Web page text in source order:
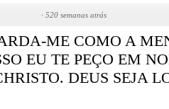
· 520 semanas atrás
ME COMO A
EU TE PEÇO EM
DEUS SEJA